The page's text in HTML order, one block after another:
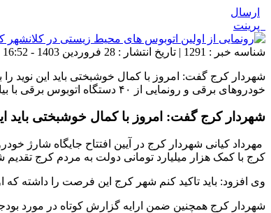
ارسال
پرینت
شناسه خبر : 1291 | تاریخ انتشار : 28 فروردین 1403 - 16:52 | ارسال توسط :
شهردار کرج گفت: امروز با کمال خوشبختی باید این نوید
خودروهای برقی و رونمایی از ۴٠ دستگاه اتوبوس برقی با بیان این مطلب گفت: این پروژه به همت مدیریت […]
شهردار کرج گفت: امروز با کمال خوشبختی باید
کرج با کمک هزار میلیارد تومانی دولت به مردم کرج
وی افزود: باید تاکید کنم شهر کرج این فرصت را داشته
شهردار کرج همچنین ضمن ارایه گزارش کوتاه در مورد بودجه شهری کرج،